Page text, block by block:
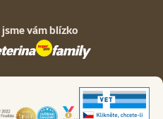
jsme vám blízko